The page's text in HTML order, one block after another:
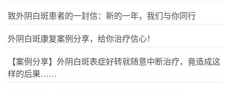
致外阴白斑患者的一封信：新的一年，我们与你同行
外阴白斑康复案例分享，给你治疗信心！
【案例分享】外阴白斑表症好转就随意中断治疗，竟造成这
样的后果……